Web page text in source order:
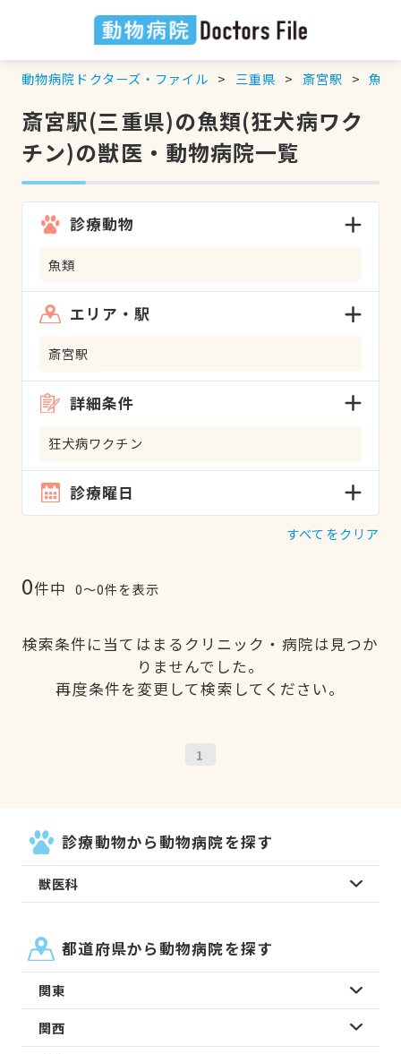
動物病院ドクターズ・ファイル 三重県 斎宮駅 魚類
斎宮駅(三重県)の魚類(狂犬病ワク
チン)の獣医・動物病院一覧
診療動物
魚類
エリア・駅
斎宮駅
詳細条件
狂犬病ワクチン
診療曜日
すべてをクリア
0件中 0〜0件を表示
検索条件に当てはまるクリニック・病院は見つか
りませんでした。
再度条件を変更して検索してください。
1
診療動物から動物病院を探す
獣医科
都道府県から動物病院を探す
関東
関西